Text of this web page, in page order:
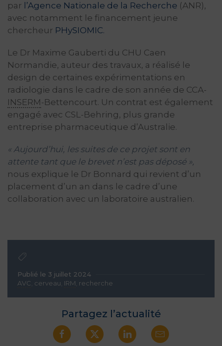
par l’Agence Nationale de la Recherche (ANR),
avec notamment le financement jeune
chercheur PHySIOMIC.
Le Dr Maxime Gauberti du CHU Caen
Normandie, auteur des travaux, a réalisé le
design de certaines expérimentations en
radiologie dans le cadre de son année de CCA-
INSERM-Bettencourt. Un contrat est également
engagé avec CSL-Behring, plus grande
entreprise pharmaceutique d’Australie.
« Aujourd’hui, les suites de ce projet sont en
attente tant que le brevet n’est pas déposé »,
nous explique le Dr Bonnard qui revient d’un
placement d’un an dans le cadre d’une
collaboration avec un laboratoire australien.
Publié le 3 juillet 2024
AVC cerveau IRM recherche
Partagez l’actualité